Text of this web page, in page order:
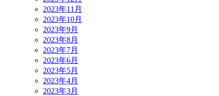
2023年11月
2023年10月
2023年9月
2023年8月
2023年7月
2023年6月
2023年5月
2023年4月
2023年3月